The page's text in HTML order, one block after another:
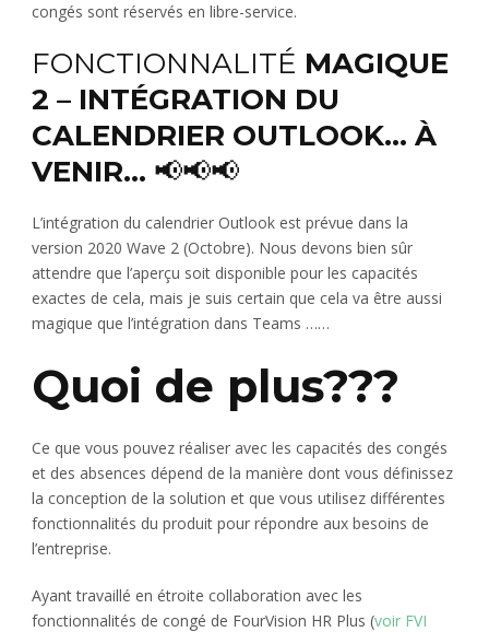
congés sont réservés en libre-service.
FONCTIONNALITÉ MAGIQUE
2 – INTÉGRATION DU
CALENDRIER OUTLOOK… À
VENIR… 📢📢📢
L’intégration du calendrier Outlook est prévue dans la
version 2020 Wave 2 (Octobre). Nous devons bien sûr
attendre que l’aperçu soit disponible pour les capacités
exactes de cela, mais je suis certain que cela va être aussi
magique que l’intégration dans Teams ……
Quoi de plus???
Ce que vous pouvez réaliser avec les capacités des congés
et des absences dépend de la manière dont vous définissez
la conception de la solution et que vous utilisez différentes
fonctionnalités du produit pour répondre aux besoins de
l’entreprise.
Ayant travaillé en étroite collaboration avec les
fonctionnalités de congé de FourVision HR Plus (voir FVI